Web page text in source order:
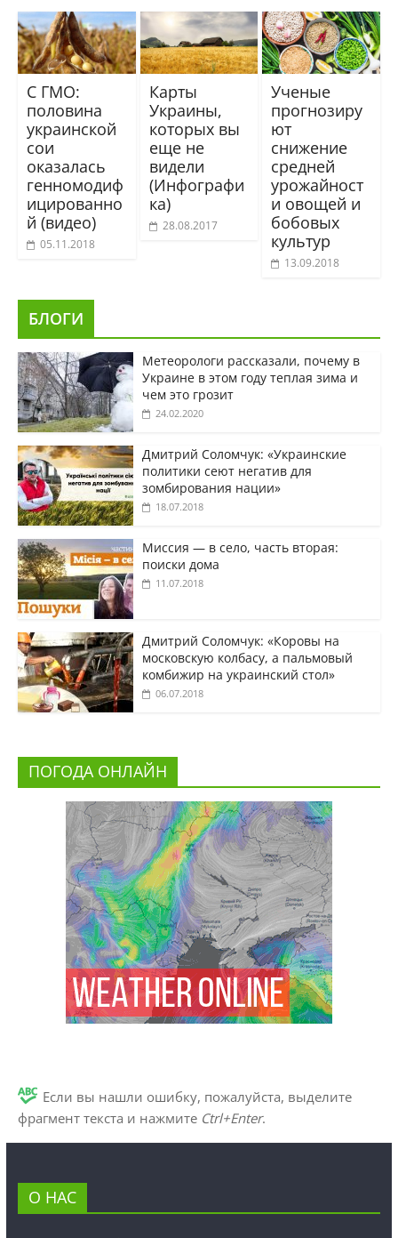
С ГМО:
половина
украинской
сои
оказалась
генномодиф
ицированно
й (видео)
05.11.2018
Карты
Украины,
которых вы
еще не
видели
(Инфографи
ка)
28.08.2017
Ученые
прогнозиру
ют
снижение
средней
урожайност
и овощей и
бобовых
культур
13.09.2018
БЛОГИ
Метеорологи рассказали, почему в
Украине в этом году теплая зима и
чем это грозит
24.02.2020
Дмитрий Соломчук: «Украинские
политики сеют негатив для
зомбирования нации»
18.07.2018
Миссия — в село, часть вторая:
поиски дома
11.07.2018
Дмитрий Соломчук: «Коровы на
московскую колбасу, а пальмовый
комбижир на украинский стол»
06.07.2018
ПОГОДА ОНЛАЙН
Если вы нашли ошибку, пожалуйста, выделите
фрагмент текста и нажмите Ctrl+Enter.
О НАС